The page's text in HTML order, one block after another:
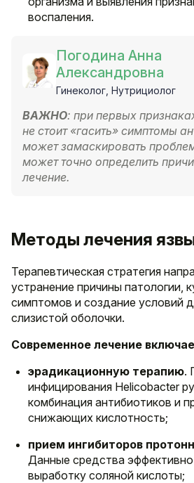
воспаления.
Погодина Анна
Александровна
Гинеколог, Нутрициолог
ВАЖНО: при первых
не стоит «гасить» симптомы
может замаскировать
может точно определить
лечение.
Методы лечения
Терапевтическая стратегия
устранение причины патологии,
симптомов и создание условий
слизистой оболочки.
Современное лечение
эрадикационную терапию.
инфицирования Helicobacter
комбинация антибиотиков и
снижающих кислотность;
прием ингибиторов
Данные средства
выработку соляной кислоты;